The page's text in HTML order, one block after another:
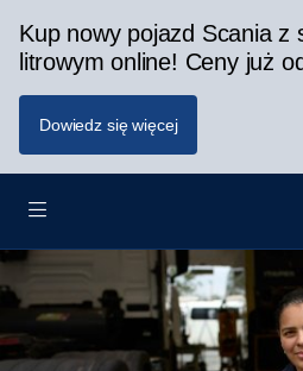
Kup nowy pojazd Scania z
litrowym online! Ceny już
Dowiedz się więcej